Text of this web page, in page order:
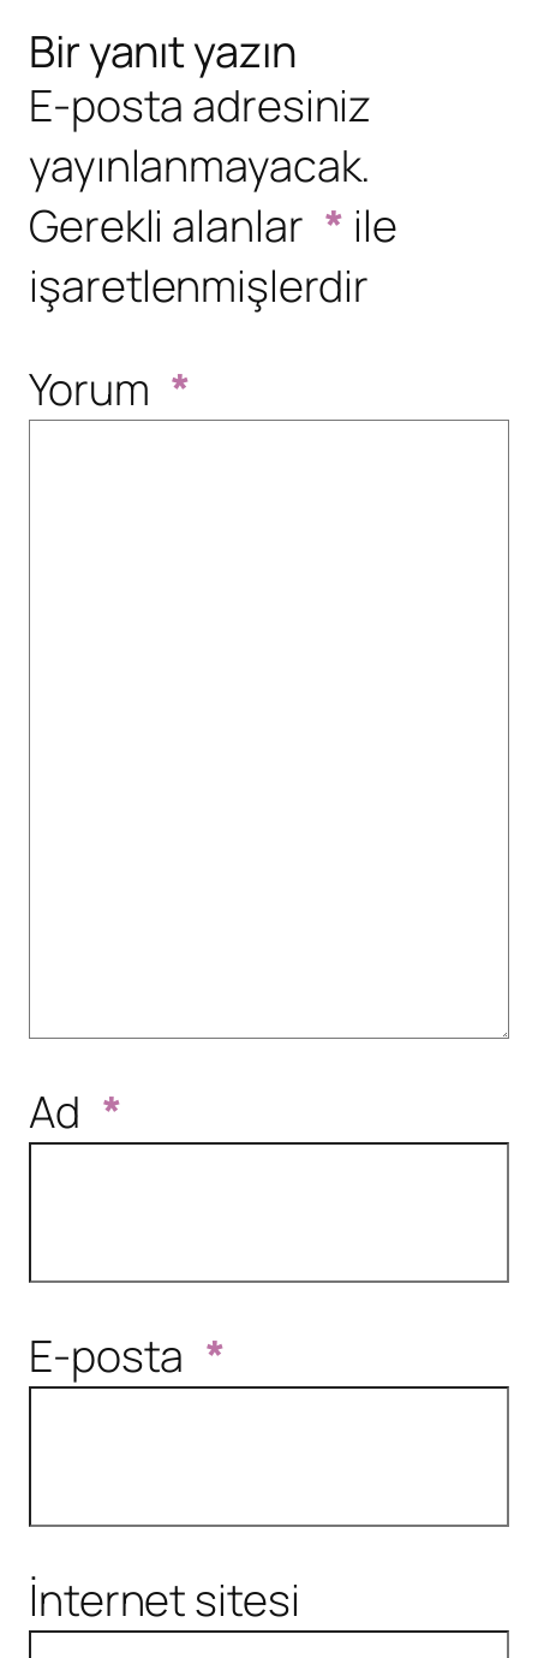
Bir yanıt yazın
E-posta adresiniz
yayınlanmayacak.
Gerekli alanlar * ile
işaretlenmişlerdir
Yorum *
Ad *
E-posta *
İnternet sitesi